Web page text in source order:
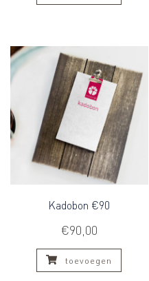
Kadobon €90
€90,00
toevoegen